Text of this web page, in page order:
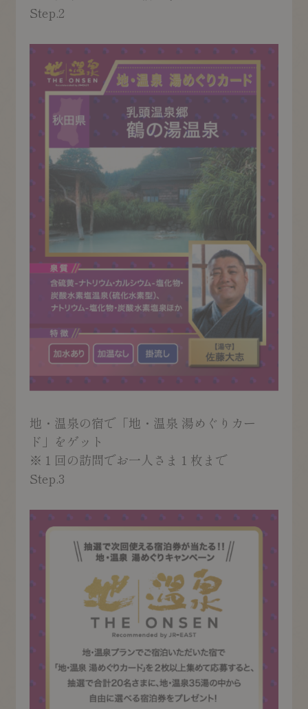
Step.2
地・温泉の宿で「地・温泉 湯めぐりカー
ド」をゲット
※１回の訪問でお一人さま１枚まで
Step.3